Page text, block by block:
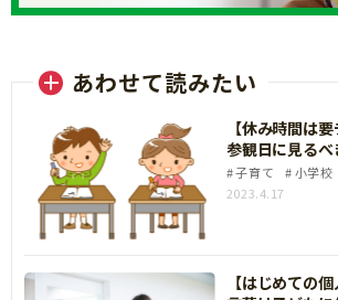
あわせて読みたい
【休み時間は
参観日に見る
子育て
小学校
2023.4.17
【はじめての